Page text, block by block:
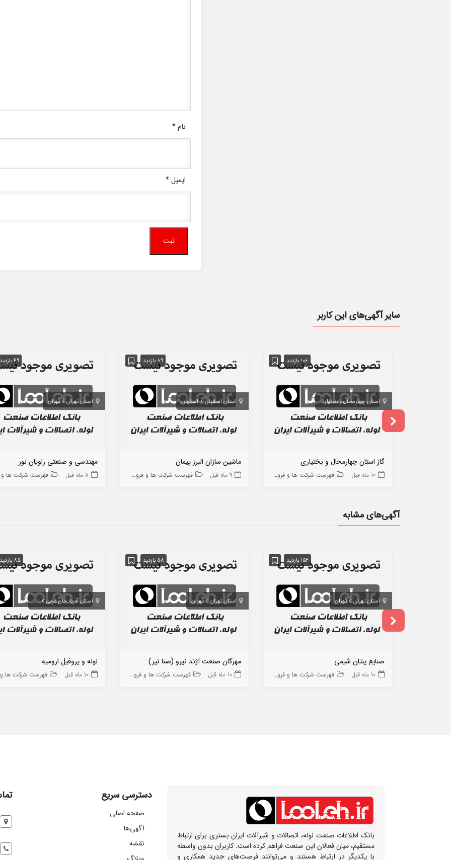
نام*
ایمیل*
سایر آگهی‌های این کاربر
106 بازدید
استان چهارمحال و بختیاری شهرکرد
گاز استان چهارمحال و بختیاری
10 ماه قبل فهرست شرکت ها و فروشگاه ها
89 بازدید
استان اصفهان اصفهان
ماشین سازان البرز پیمان
9 ماه قبل فهرست شرکت ها و فروشگاه ها
49 بازدید
استان تهران تهران
مهندسی و صنعتی راویان نور
8 ماه قبل فهرست شرکت ها و
آگهی‌های مشابه
152 بازدید
استان تهران تهران
صنایع پنتان شیمی
10 ماه قبل فهرست شرکت ها و فروشگاه ها
58 بازدید
استان تهران تهران
مهرگان صنعت آژند نیرو (صنا نیر)
10 ماه قبل فهرست شرکت ها و فروشگاه ها
85 بازدید
استان آذربایجان غربی ارومیه
لوله و پروفیل ارومیه
10 ماه قبل فهرست شرکت ها و
بانک اطلاعات صنعت لوله، اتصالات و شیرآلات ایران بستری برای ارتباط
مستقیم، میان فعالان این صنعت فراهم کرده است. کاربران بدون واسطه
با یکدیگر در ارتباط هستند و می‌توانند فرصت‌های جدید همکاری و
دسترسی سریع
صفحه اصلی
آگهی‌ها
نقشه